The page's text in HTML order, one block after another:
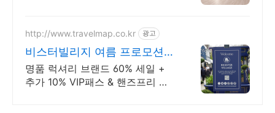
http://www.travelmap.co.kr 광고
비스터빌리지 여름 프로모션
트래블맵
명품 럭셔리 브랜드 60% 세일 +
추가 10% VIP패스 & 핸즈프리 쇼